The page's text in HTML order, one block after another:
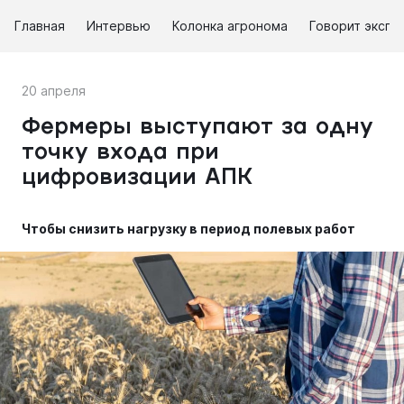
Главная Интервью Колонка агронома Говорит
20 апреля
Фермеры выступают за одну
точку входа при
цифровизации АПК
Чтобы снизить нагрузку в период полевых работ